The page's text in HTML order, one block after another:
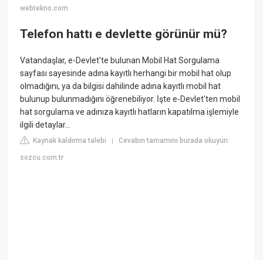
webtekno.com
Telefon hattı e devlette görünür mü?
Vatandaşlar, e-Devlet'te bulunan Mobil Hat Sorgulama
sayfası sayesinde adına kayıtlı herhangi bir mobil hat olup
olmadığını, ya da bilgisi dahilinde adına kayıtlı mobil hat
bulunup bulunmadığını öğrenebiliyor. İşte e-Devlet'ten mobil
hat sorgulama ve adınıza kayıtlı hatların kapatılma işlemiyle
ilgili detaylar…
Kaynak kaldırma talebi |Cevabın tamamını burada okuyun:
sozcu.com.tr